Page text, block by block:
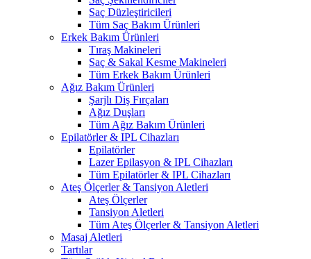
Saç Düzleştiricileri
Tüm Saç Bakım Ürünleri
Erkek Bakım Ürünleri
Tıraş Makineleri
Saç & Sakal Kesme Makineleri
Tüm Erkek Bakım Ürünleri
Ağız Bakım Ürünleri
Şarjlı Diş Fırçaları
Ağız Duşları
Tüm Ağız Bakım Ürünleri
Epilatörler & IPL Cihazları
Epilatörler
Lazer Epilasyon & IPL Cihazları
Tüm Epilatörler & IPL Cihazları
Ateş Ölçerler & Tansiyon Aletleri
Ateş Ölçerler
Tansiyon Aletleri
Tüm Ateş Ölçerler & Tansiyon Aletleri
Masaj Aletleri
Tartılar